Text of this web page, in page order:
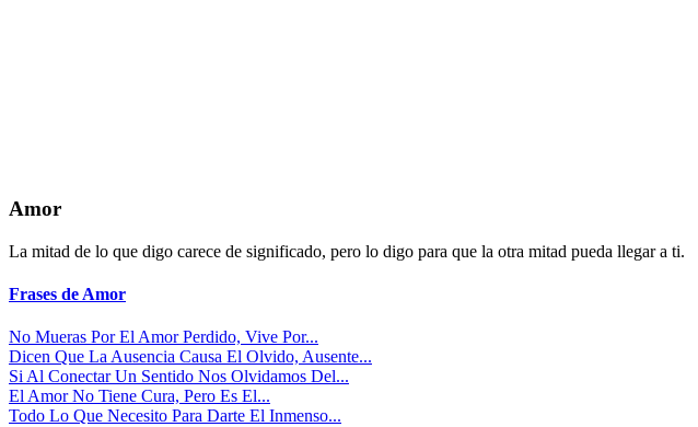
Amor
La mitad de lo que digo carece de significado, pero lo digo para que la otra mitad pueda llegar a ti.
Frases de Amor
No Mueras Por El Amor Perdido, Vive Por...
Dicen Que La Ausencia Causa El Olvido, Ausente...
Si Al Conectar Un Sentido Nos Olvidamos Del...
El Amor No Tiene Cura, Pero Es El...
Todo Lo Que Necesito Para Darte El Inmenso...